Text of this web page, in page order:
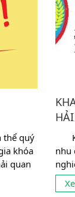
thể quý
khóa
quan
nhu
cứ
16/